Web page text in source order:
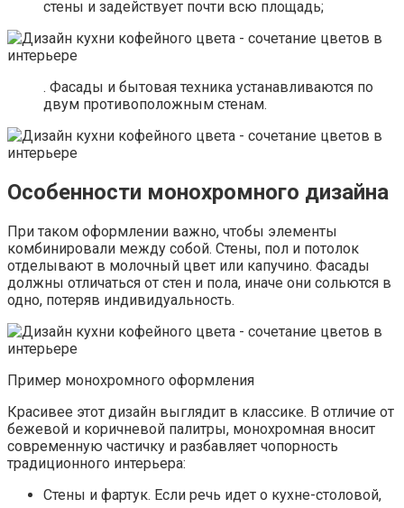
стены и задействует почти всю площадь;
. Фасады и бытовая техника устанавливаются по
двум противоположным стенам.
Особенности монохромного дизайна
При таком оформлении важно, чтобы элементы
комбинировали между собой. Стены, пол и потолок
отделывают в молочный цвет или капучино. Фасады
должны отличаться от стен и пола, иначе они сольются в
одно, потеряв индивидуальность.
Пример монохромного оформления
Красивее этот дизайн выглядит в классике. В отличие от
бежевой и коричневой палитры, монохромная вносит
современную частичку и разбавляет чопорность
традиционного интерьера:
Стены и фартук. Если речь идет о кухне-столовой,